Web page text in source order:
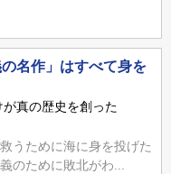
名作」はすべて身を
真の歴史を創った
うために海に身を投げた
のために敗北がわ...